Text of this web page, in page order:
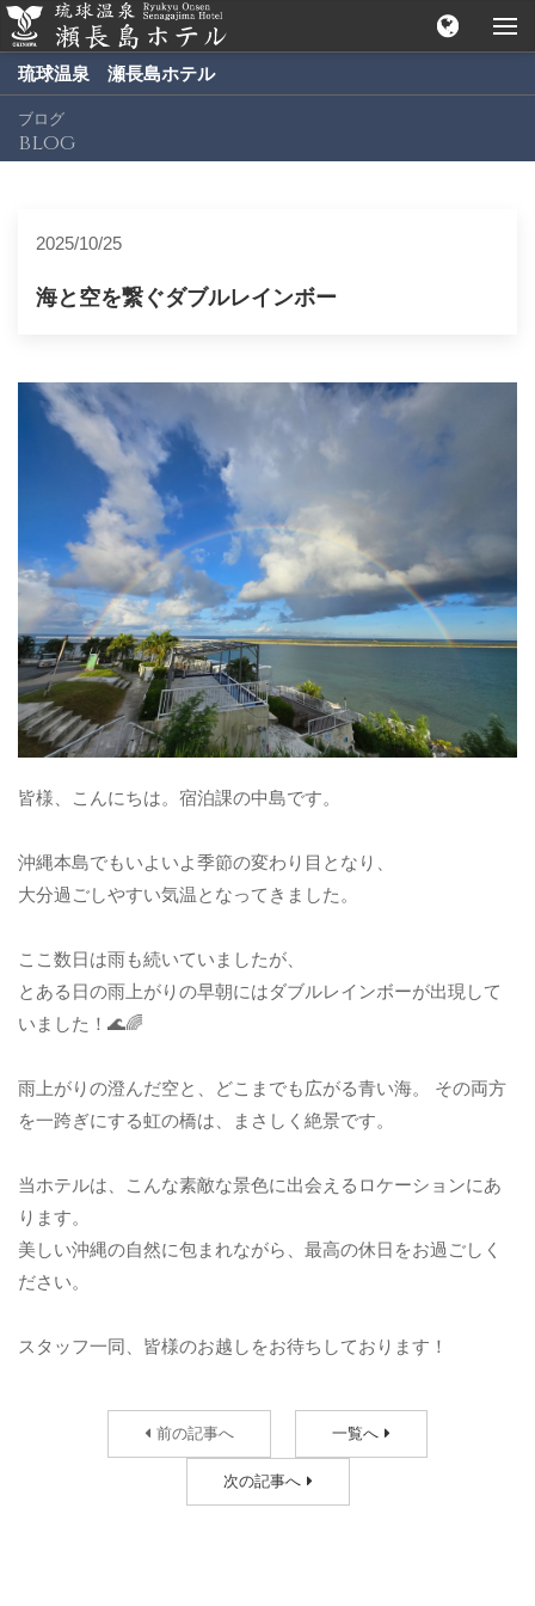
琉球温泉 瀬長島ホテル
ブログ
blog
2025/10/25
海と空を繋ぐダブルレインボー
皆様、こんにちは。宿泊課の中島です。
沖縄本島でもいよいよ季節の変わり目となり、
大分過ごしやすい気温となってきました。
ここ数日は雨も続いていましたが、
とある日の雨上がりの早朝にはダブルレインボーが出現して
いました！🌊🌈
雨上がりの澄んだ空と、どこまでも広がる青い海。 その両方
を一跨ぎにする虹の橋は、まさしく絶景です。
当ホテルは、こんな素敵な景色に出会えるロケーションにあ
ります。
美しい沖縄の自然に包まれながら、最高の休日をお過ごしく
ださい。
スタッフ一同、皆様のお越しをお待ちしております！
前の記事へ 一覧へ
次の記事へ